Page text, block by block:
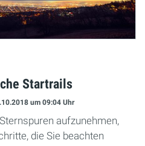
Startrails
um 09:04 Uhr
aufzunehmen,
die Sie beachten